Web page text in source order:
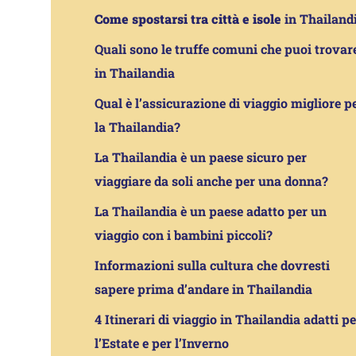
Come spostarsi tra città e isole in
Quali sono le truffe comuni che puoi
in Thailandia
Qual è l’assicurazione di viaggio migliore
la Thailandia?
La Thailandia è un paese sicuro per
viaggiare da soli anche per una donna?
La Thailandia è un paese adatto per un
viaggio con i bambini piccoli?
Informazioni sulla cultura che dovresti
sapere prima d’andare in Thailandia
4 Itinerari di viaggio in Thailandia adatti
l’Estate e per l’Inverno